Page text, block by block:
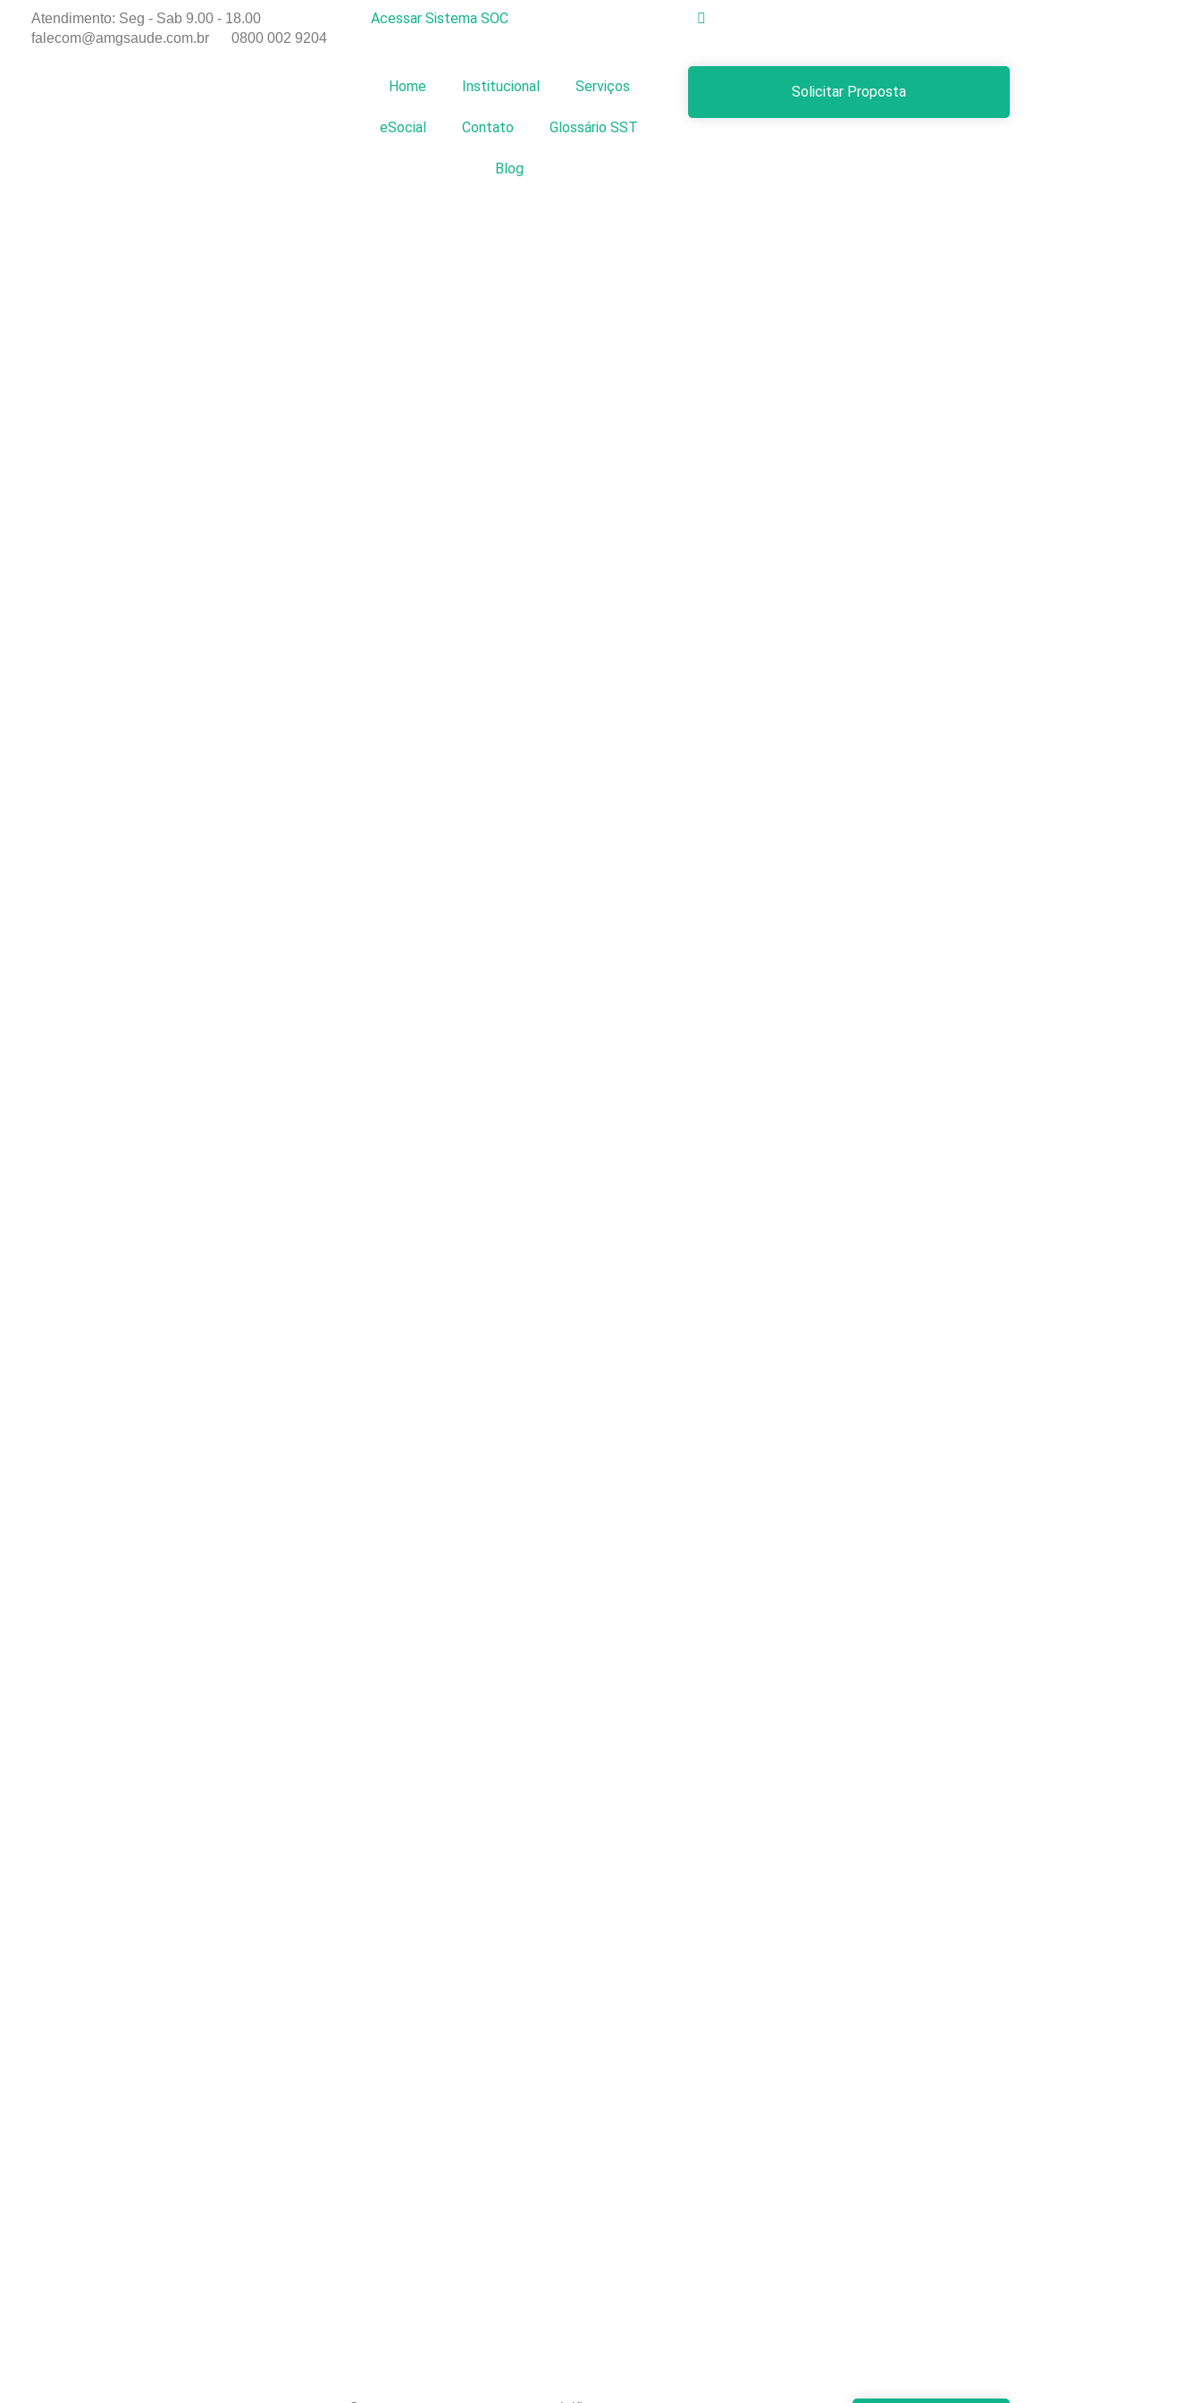
Atendimento: Seg - Sab 9.00 - 18.00
falecom@amgsaude.com.br
0800 002 9204
Acessar Sistema SOC
Home Institucional Serviços
eSocial Contato Glossário SST
Blog
Solicitar Proposta